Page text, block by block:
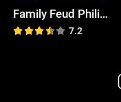
Family Feud Philippines
7.2